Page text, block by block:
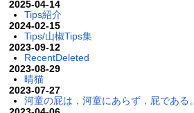
2025-04-14
Tips紹介
2024-02-15
Tips/山椒Tips集
2023-09-12
RecentDeleted
2023-08-29
晴猫
2023-07-27
河童の屁は，河童にあらず，屁である。